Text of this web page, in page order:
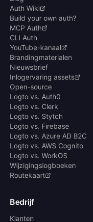
Auth Wiki
Build your own auth?
MCP Auth
CLI Auth
YouTube-kanaal
Brandingmaterialen
Nieuwsbrief
Inlogervaring assets
Open-source
Logto vs. Auth0
Logto vs. Clerk
Logto vs. Stytch
Logto vs. Firebase
Logto vs. Azure AD B2C
Logto vs. AWS Cognito
Logto vs. WorkOS
Wijzigingslogboeken
Routekaart
Bedrijf
Klanten